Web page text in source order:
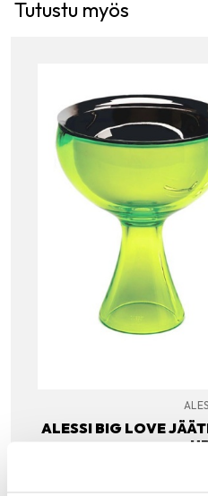
Tutustu myös
ALESSI BIG LOVE
Alessin Big love